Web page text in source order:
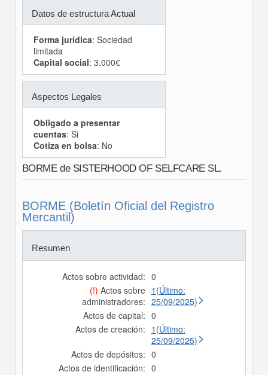
Datos de estructura Actual
Forma jurídica: Sociedad
limitada
Capital social: 3.000€
Aspectos Legales
Obligado a presentar
cuentas: Si
Cotiza en bolsa: No
BORME de SISTERHOOD OF SELFCARE SL.
BORME (Boletín Oficial del Registro
Mercantil)
Resumen
Actos sobre actividad: 0
(!) Actos sobre
administradores:
1(Último:
25/09/2025)
Actos de capital: 0
Actos de creación: 1(Último:
25/09/2025)
Actos de depósitos: 0
Actos de identificación: 0